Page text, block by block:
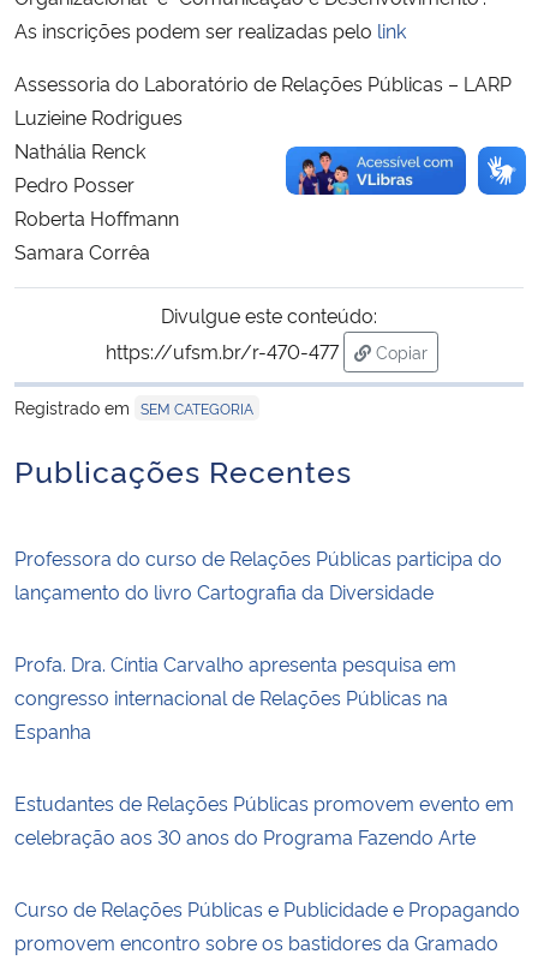
As inscrições podem ser realizadas pelo link
Assessoria do Laboratório de Relações Públicas – LARP
Luzieine Rodrigues
Nathália Renck
Pedro Posser
Roberta Hoffmann
Samara Corrêa
Divulgue este conteúdo:
https://ufsm.br/r-470-477
Copiar
para área de
Registrado em SEM CATEGORIA
Publicações Recentes
Professora do curso de Relações Públicas participa do
lançamento do livro Cartografia da Diversidade
Profa. Dra. Cíntia Carvalho apresenta pesquisa em
congresso internacional de Relações Públicas na
Espanha
Estudantes de Relações Públicas promovem evento em
celebração aos 30 anos do Programa Fazendo Arte
Curso de Relações Públicas e Publicidade e Propagando
promovem encontro sobre os bastidores da Gramado